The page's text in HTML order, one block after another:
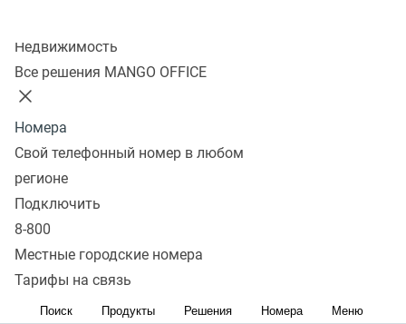
Недвижимость
Все решения MANGO OFFICE
Номера
Свой телефонный номер в любом
регионе
Подключить
8-800
Местные городские номера
Тарифы на связь
Поиск Продукты Решения Номера Меню
Бьюти-бизнес сталкивается с проблемами,
администраторов, которые пропускают входящие
и не успевают оперативно перенести запись
посетителя.
В итоге бизнес теряет и клиентов, и прибыль.
Подключайте готовую интеграцию — специально
разработанное решение для объединения телефонии